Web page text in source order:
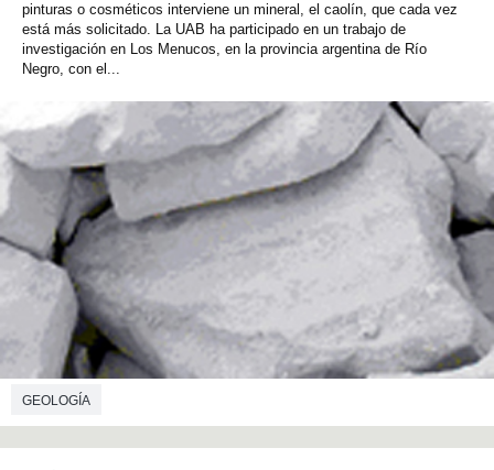
pinturas o cosméticos interviene un mineral, el caolín, que cada vez
está más solicitado. La UAB ha participado en un trabajo de
investigación en Los Menucos, en la provincia argentina de Río
Negro, con el...
GEOLOGÍA